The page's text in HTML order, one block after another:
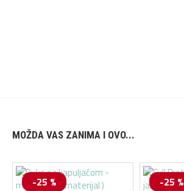
MOŽDA VAS ZANIMA I OVO...
-25 % -25 %